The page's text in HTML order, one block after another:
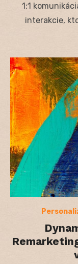
1:1
interakcie,